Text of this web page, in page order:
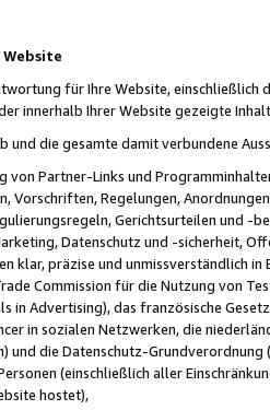
für Ihre Website,
innerhalb Ihrer Website gezeigte
und die gesamte damit verbundene
von Partner-Links und
Vorschriften, Regelungen,
Gerichtsurteilen und -
Datenschutz und -sicherheit,
klar, präzise und unmissverständlich
Commission für die Nutzung von
in Advertising), das französische
in sozialen Netzwerken, die
und die Datenschutz-
(einschließlich aller
hostet),